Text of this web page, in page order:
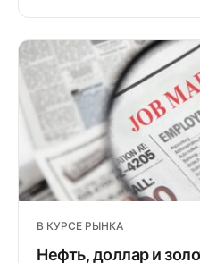
В КУРСЕ РЫНКА
Нефть, доллар и